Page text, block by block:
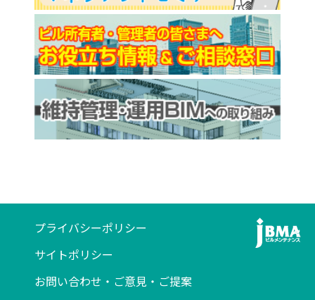
プライバシーポリシー
サイトポリシー
お問い合わせ・ご意見・ご提案